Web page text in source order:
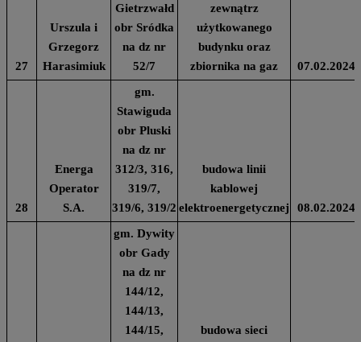
27
Urszula i
Grzegorz
Harasimiuk
Gietrzwałd
obr Sródka
na dz nr
52/7
zewnątrz
użytkowanego
budynku oraz
zbiornika na gaz
07.02.2024
28
Energa
Operator
S.A.
gm.
Stawiguda
obr Pluski
na dz nr
312/3, 316,
319/7,
319/6, 319/2
budowa linii
kablowej
elektroenergetycznej
08.02.2024
gm. Dywity
obr Gady
na dz nr
144/12,
144/13,
144/15,
budowa sieci